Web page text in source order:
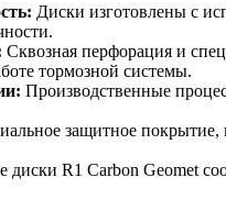
Диски изготовлены с
Сквозная перфорация и
тормозной системы.
Производственные
защитное покрытие,
диски R1 Carbon Geomet